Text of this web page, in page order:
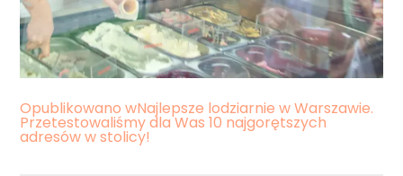
Nawigacja
wpisu
Opublikowano wNajlepsze lodziarnie w Warszawie.
Przetestowaliśmy dla Was 10 najgorętszych
adresów w stolicy!